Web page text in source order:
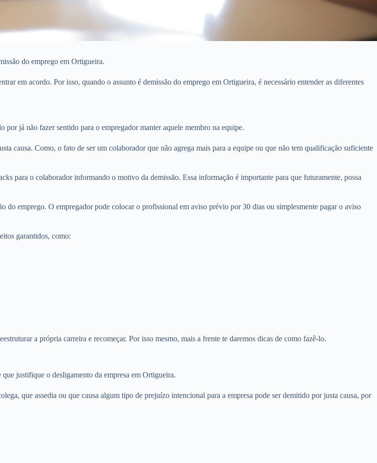
do emprego em Ortigueira.
em acordo. Por isso, quando o assunto é demissão do emprego em Ortigueira, é necessário entender as diferentes
já não fazer sentido para o empregador manter aquele membro na equipe.
causa. Como, o fato de ser um colaborador que não agrega mais para a equipe ou que não tem qualificação suficiente
para o colaborador informando o motivo da demissão. Essa informação é importante para que futuramente, possa
do emprego. O empregador pode colocar o profissional em aviso prévio por 30 dias ou simplesmente pagar o aviso
garantidos, como:
a própria carreira e recomeçar. Por isso mesmo, mais a frente te daremos dicas de como fazê-lo.
justifique o desligamento da empresa em Ortigueira.
que assedia ou que causa algum tipo de prejuízo intencional para a empresa pode ser demitido por justa causa, por